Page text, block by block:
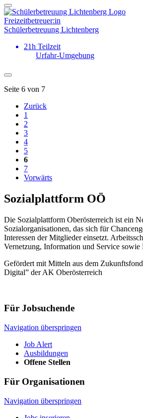
Freizeitbetreuer:in
Schülerbetreuung Lichtenberg
21h Teilzeit
Urfahr-Umgebung
Seite 6 von 7
Zurück
1
2
3
4
5
6
7
Vorwärts
Sozialplattform OÖ
Die Sozialplattform Oberösterreich ist ein
Sozialorganisationen, das sich für
Interessen der Mitglieder einsetzt.
Vernetzung, Information und Service sowie
Gefördert mit Mitteln aus dem
Digital” der AK Oberösterreich
Für Jobsuchende
Navigation überspringen
Job Alert
Ausbildungen
Offene Stellen
Für Organisationen
Navigation überspringen